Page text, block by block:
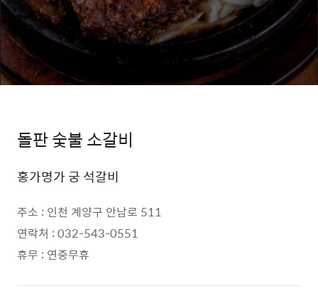
돌판 숯불 소갈비
홍가명가 궁 석갈비
주소 : 인천 계양구 안남로 511
연락처 : 032-543-0551
휴무 : 연중무휴